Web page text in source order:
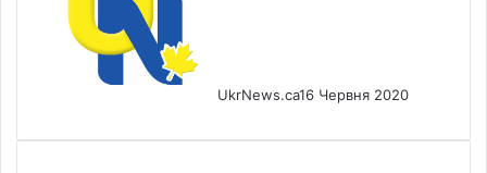
UkrNews.ca16 Червня 2020